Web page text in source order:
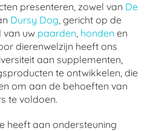
presenteren, zowel van De
Dursy Dog, gericht op de
van uw paarden, honden en
dierenwelzijn heeft ons
aan supplementen,
te ontwikkelen, die
om aan de behoeften van
te voldoen.
heeft aan ondersteuning